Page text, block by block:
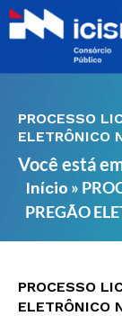
Ir
para
PROCESSO
ELETRÔNICO
Você está
Início »
PREGÃO
PROCESSO
ELETRÔNICO